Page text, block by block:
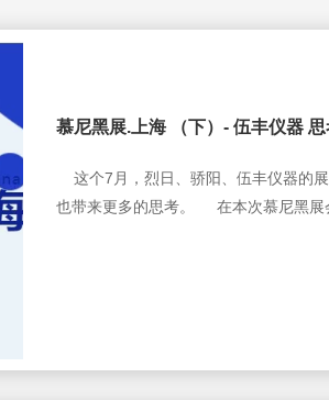
慕尼黑展.上海 （下）- 伍丰仪器
这个7月，烈日、骄阳、伍丰仪器的
也带来更多的思考。 在本次慕尼黑展